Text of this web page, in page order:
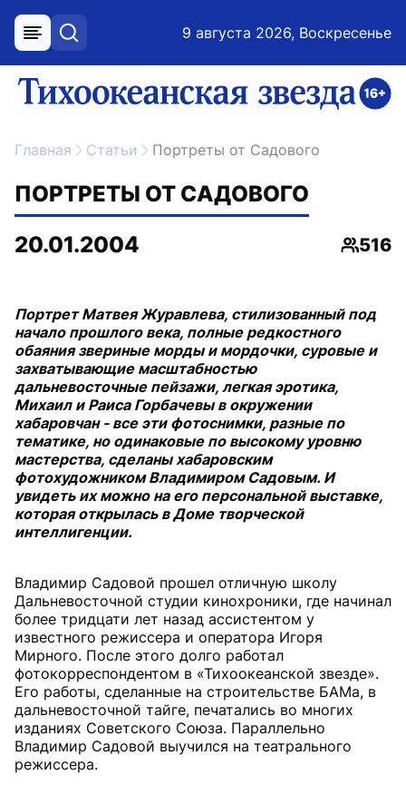
меню поиск 9 августа 2026, Воскресенье
ссылка на главную
Главная Статьи Портреты от Садового
ПОРТРЕТЫ ОТ САДОВОГО
20.01.2004
516
Портрет Матвея Журавлева, стилизованный под
начало прошлого века, полные редкостного
обаяния звериные морды и мордочки, суровые и
захватывающие масштабностью
дальневосточные пейзажи, легкая эротика,
Михаил и Раиса Горбачевы в окружении
хабаровчан - все эти фотоснимки, разные по
тематике, но одинаковые по высокому уровню
мастерства, сделаны хабаровским
фотохудожником Владимиром Садовым. И
увидеть их можно на его персональной выставке,
которая открылась в Доме творческой
интеллигенции.
Владимир Садовой прошел отличную школу
Дальневосточной студии кинохроники, где начинал
более тридцати лет назад ассистентом у
известного режиссера и оператора Игоря
Мирного. После этого долго работал
фотокорреспондентом в «Тихоокеанской звезде».
Его работы, сделанные на строительстве БАМа, в
дальневосточной тайге, печатались во многих
изданиях Советского Союза. Параллельно
Владимир Садовой выучился на театрального
режиссера.